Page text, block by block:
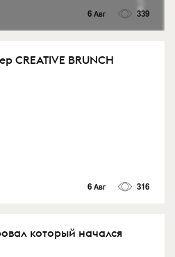
6 Авг 339
CREATIVE BRUNCH
6 Авг 316
который начался